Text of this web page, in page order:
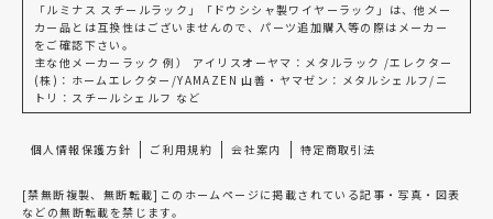
「ルミナス スチールラック」「ドウシシャ製ワイヤーラック」は、他メー
カー品とは互換性はございませんので、パーツ追加購入等の際はメーカー
をご確認下さい。
主な他メーカーラック 例） アイリスオーヤマ：メタルラック /エレクター
(株)：ホームエレクター/YAMAZEN 山善・ヤマゼン：メタルシェルフ/ニ
トリ：スチールシェルフ など
個人情報保護方針 ご利用規約 会社案内 特定商取引法
[禁無断複製、無断転載]このホームページに掲載されている記事・写真・図表
などの無断転載を禁じます。